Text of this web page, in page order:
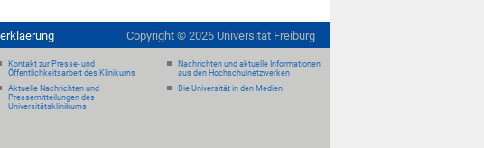
Copyright © 2026 Universität Freiburg
Kontakt zur Presse- und
Öffentlichkeitsarbeit des Klinikums
Aktuelle Nachrichten und
Pressemitteilungen des
Universitätsklinikums
Nachrichten und aktuelle Informationen
aus den Hochschulnetzwerken
Die Universität in den Medien